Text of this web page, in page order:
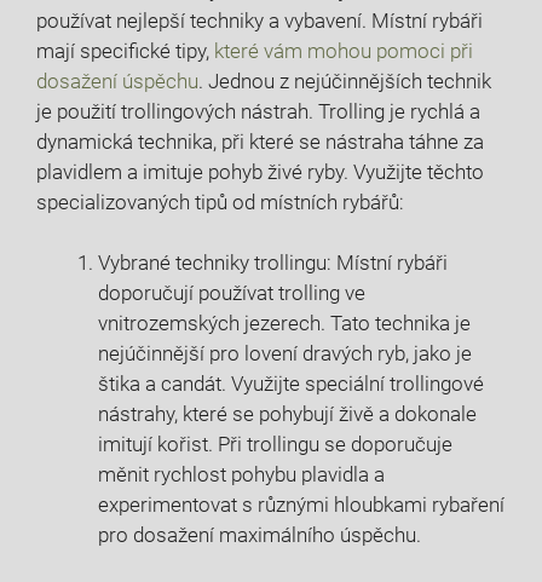
používat nejlepší techniky a vybavení. ‍Místní rybáři
mají specifické tipy, které ⁢vám ⁤mohou pomoci při
⁣dosažení úspěchu. Jednou z nejúčinnějších technik
je použití trollingových nástrah. Trolling je rychlá a⁢
dynamická technika, při které se nástraha táhne ‌za
plavidlem a‌ imituje pohyb⁣ živé⁣ ryby. Využijte těchto
specializovaných tipů od ‍místních rybářů:
Vybrané techniky trollingu: Místní rybáři‌
doporučují používat trolling ve
vnitrozemských jezerech. Tato technika je
⁤nejúčinnější pro lovení dravých ryb, jako je​
štika a candát. Využijte speciální trollingové⁤
nástrahy, které se pohybují živě a dokonale
imitují kořist. Při trollingu⁣ se doporučuje
⁢měnit rychlost‌ pohybu plavidla ‌a
⁣experimentovat s různými⁣ hloubkami rybaření‌
pro ‍dosažení ‍maximálního úspěchu.